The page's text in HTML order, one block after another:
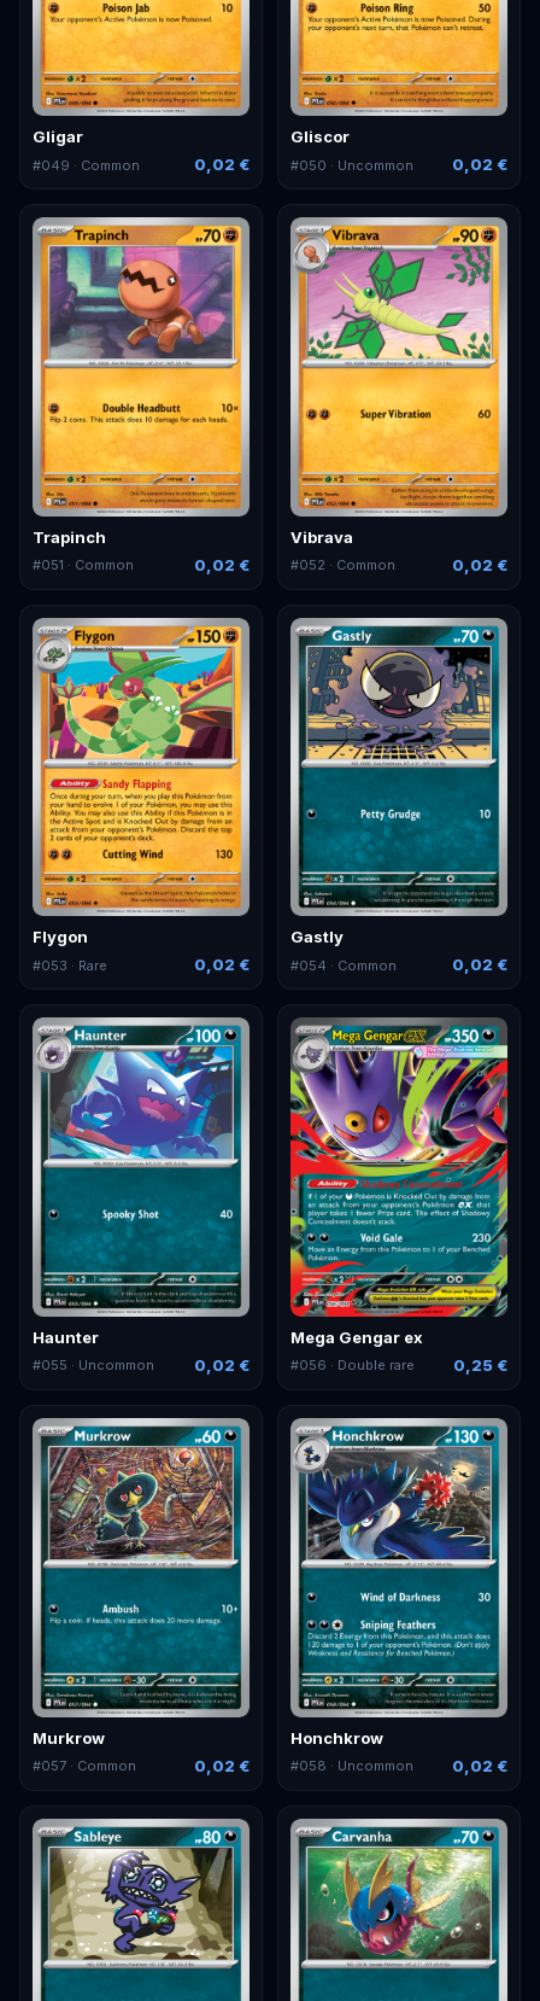
Gligar
#049 · Common 0,02 €
Gliscor
#050 · Uncommon 0,02 €
Trapinch
#051 · Common 0,02 €
Vibrava
#052 · Common 0,02 €
Flygon
#053 · Rare 0,02 €
Gastly
#054 · Common 0,02 €
Haunter
#055 · Uncommon 0,02 €
Mega Gengar ex
#056 · Double rare 0,25 €
Murkrow
#057 · Common 0,02 €
Honchkrow
#058 · Uncommon 0,02 €